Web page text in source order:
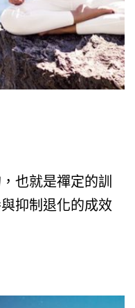
也就是禪定的訓
抑制退化的成效